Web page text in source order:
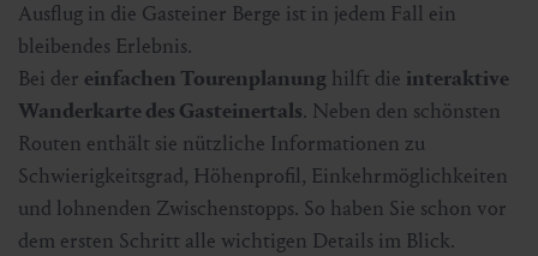
Ausflug in die Gasteiner Berge ist in jedem Fall ein
bleibendes Erlebnis.
Bei der einfachen Tourenplanung hilft die interaktive
Wanderkarte des Gasteinertals. Neben den schönsten
Routen enthält sie nützliche Informationen zu
Schwierigkeitsgrad, Höhenprofil, Einkehrmöglichkeiten
und lohnenden Zwischenstopps. So haben Sie schon vor
dem ersten Schritt alle wichtigen Details im Blick.